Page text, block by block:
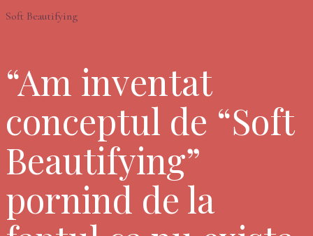
Soft Beautifying
“Am inventat
conceptul de “Soft
Beautifying”
pornind de la